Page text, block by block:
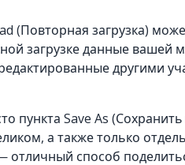
(Повторная загрузка)
загрузке данные
другими
пункта Save As
а также только
отличный способ